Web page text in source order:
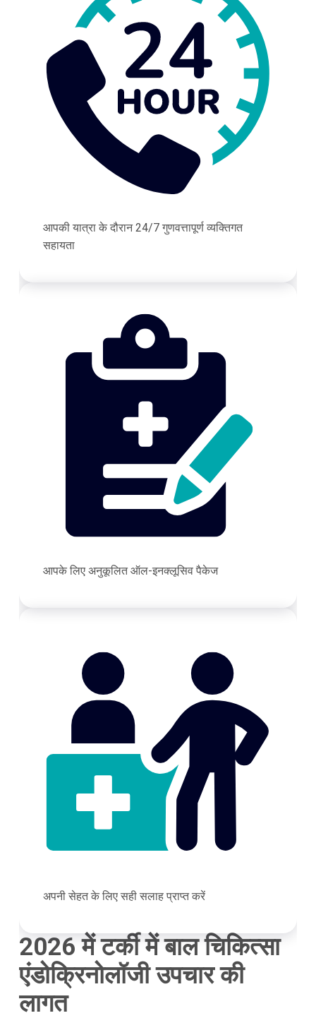
आपकी यात्रा के दौरान 24/7 गुणवत्तापूर्ण व्यक्तिगत
सहायता
आपके लिए अनुकूलित ऑल-इनक्लूसिव पैकेज
अपनी सेहत के लिए सही सलाह प्राप्त करें
2026 में टर्की में बाल चिकित्सा
एंडोक्रिनोलॉजी उपचार की
लागत